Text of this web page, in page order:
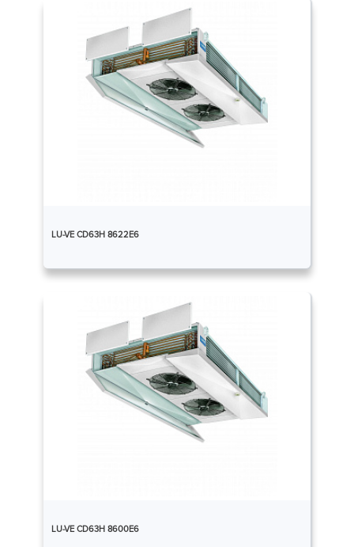
LU-VE CD63H 8622E6
LU-VE CD63H 8600E6